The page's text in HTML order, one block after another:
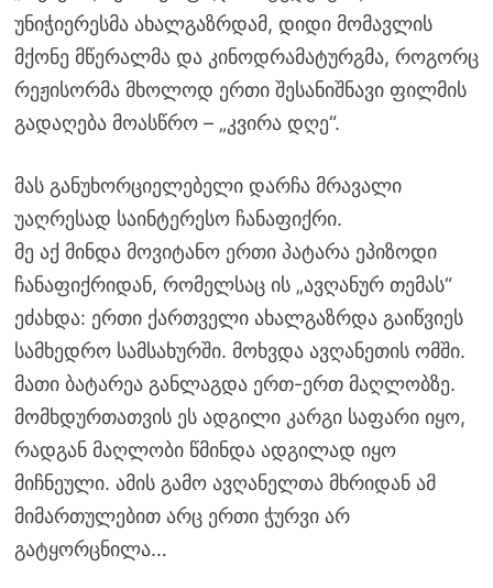
უნიჭიერესმა ახალგაზრდამ, დიდი მომავლის
მქონე მწერალმა და კინოდრამატურგმა, როგორც
რეჟისორმა მხოლოდ ერთი შესანიშნავი ფილმის
გადაღება მოასწრო – „კვირა დღე“.
მას განუხორციელებელი დარჩა მრავალი
უაღრესად საინტერესო ჩანაფიქრი.
მე აქ მინდა მოვიტანო ერთი პატარა ეპიზოდი
ჩანაფიქრიდან, რომელსაც ის „ავღანურ თემას“
ეძახდა: ერთი ქართველი ახალგაზრდა გაიწვიეს
სამხედრო სამსახურში. მოხვდა ავღანეთის ომში.
მათი ბატარეა განლაგდა ერთ-ერთ მაღლობზე.
მომხდურთათვის ეს ადგილი კარგი საფარი იყო,
რადგან მაღლობი წმინდა ადგილად იყო
მიჩნეული. ამის გამო ავღანელთა მხრიდან ამ
მიმართულებით არც ერთი ჭურვი არ
გატყორცნილა…